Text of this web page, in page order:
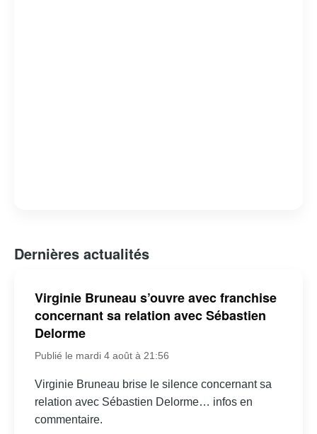
Dernières actualités
Virginie Bruneau s’ouvre avec franchise
concernant sa relation avec Sébastien
Delorme
Publié le mardi 4 août à 21:56
Virginie Bruneau brise le silence concernant sa
relation avec Sébastien Delorme… infos en
commentaire.